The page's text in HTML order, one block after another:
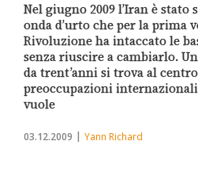
Nel giugno 2009 l’Iran è stato
onda d’urto che per la prima
Rivoluzione ha intaccato le
senza riuscire a cambiarlo.
da trent’anni si trova al
preoccupazioni
vuole
03.12.2009 Yann Richard